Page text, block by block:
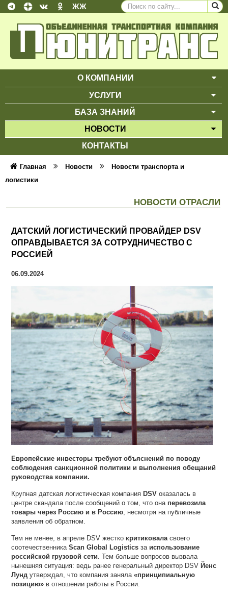
ЖЖ
О КОМПАНИИ
УСЛУГИ
БАЗА ЗНАНИЙ
НОВОСТИ
КОНТАКТЫ
Главная Новости
Новости транспорта и
логистики
НОВОСТИ ОТРАСЛИ
ДАТСКИЙ ЛОГИСТИЧЕСКИЙ ПРОВАЙДЕР DSV
ОПРАВДЫВАЕТСЯ ЗА СОТРУДНИЧЕСТВО С
РОССИЕЙ
06.09.2024
Европейские инвесторы требуют объяснений по поводу
соблюдения санкционной политики и выполнения обещаний
руководства компании.
Крупная датская логистическая компания DSV оказалась в
центре скандала после сообщений о том, что она перевозила
товары через Россию и в Россию, несмотря на публичные
заявления об обратном.
Тем не менее, в апреле DSV жестко критиковаласвоего
соотечественника Scan Global Logistics за использование
российской грузовой сети. Тем больше вопросов вызвала
нынешняя ситуация: ведь ранее генеральный директор DSV Йенс
Лунд утверждал, что компания заняла «принципиальную
позицию» в отношении работы в России.